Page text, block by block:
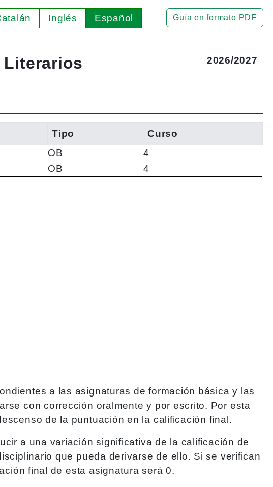
Guía en formato PDF
Inglés Español
2026/2027
Tipo
Curso
OB
4
OB 4
a las asignaturas de formación básica y las
con corrección oralmente y por escrito. Por esta
de la puntuación en la calificación final.
a una variación significativa de la calificación de
que pueda derivarse de ello. Si se verifican
final de esta asignatura será 0.